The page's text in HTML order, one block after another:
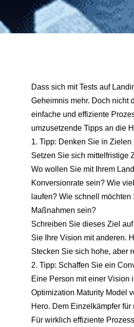
Dass sich mit Tests auf
Geheimnis mehr. Doch nicht
einfache und effiziente
umzusetzende Tipps an die
1. Tipp: Denken Sie in Zielen
Setzen Sie sich mittelfristige
Wo wollen Sie mit Ihrem
Konversionrate sein? Wie
laufen? Wie schnell
Maßnahmen sein?
Schreiben Sie dieses Ziel
Sie Ihre Vision mit anderen.
Stecken Sie sich hohe, aber
2. Tipp: Schaffen Sie ein
Eine Person mit einer Vision
Optimization Maturity Model
Hero. Dem Einzelkämpfer
Für wirklich effiziente